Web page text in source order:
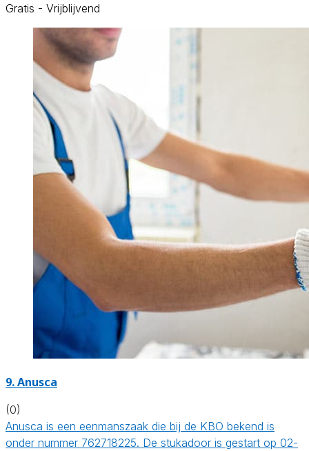
Gratis - Vrijblijvend
9. Anusca
(0)
Anusca is een eenmanszaak die bij de KBO bekend is
onder nummer 762718225. De stukadoor is gestart op 02-